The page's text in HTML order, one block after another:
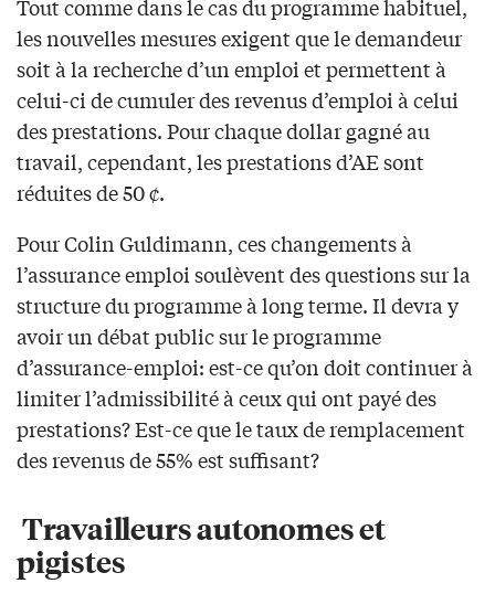
Tout comme dans le cas du programme habituel,
les nouvelles mesures exigent que le demandeur
soit à la recherche d’un emploi et permettent à
celui-ci de cumuler des revenus d’emploi à celui
des prestations. Pour chaque dollar gagné au
travail, cependant, les prestations d’AE sont
réduites de 50 ¢.
Pour Colin Guldimann, ces changements à
l’assurance emploi soulèvent des questions sur la
structure du programme à long terme. Il devra y
avoir un débat public sur le programme
d’assurance-emploi: est-ce qu’on doit continuer à
limiter l’admissibilité à ceux qui ont payé des
prestations? Est-ce que le taux de remplacement
des revenus de 55% est suffisant?
Travailleurs autonomes et
pigistes